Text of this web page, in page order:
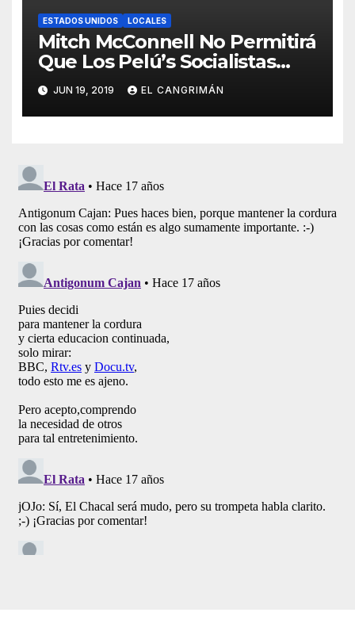
ESTADOS UNIDOS LOCALES
Mitch McConnell No Permitirá
Que Los Pelú’s Socialistas
Comunistas Del PNP Logren
La Estadidad
JUN 19, 2019 EL CANGRIMÁN